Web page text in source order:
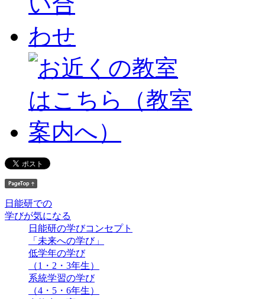
日能研での
学びが気になる
日能研の学びコンセプト
「未来への学び」
低学年の学び
（1・2・3年生）
系統学習の学び
（4・5・6年生）